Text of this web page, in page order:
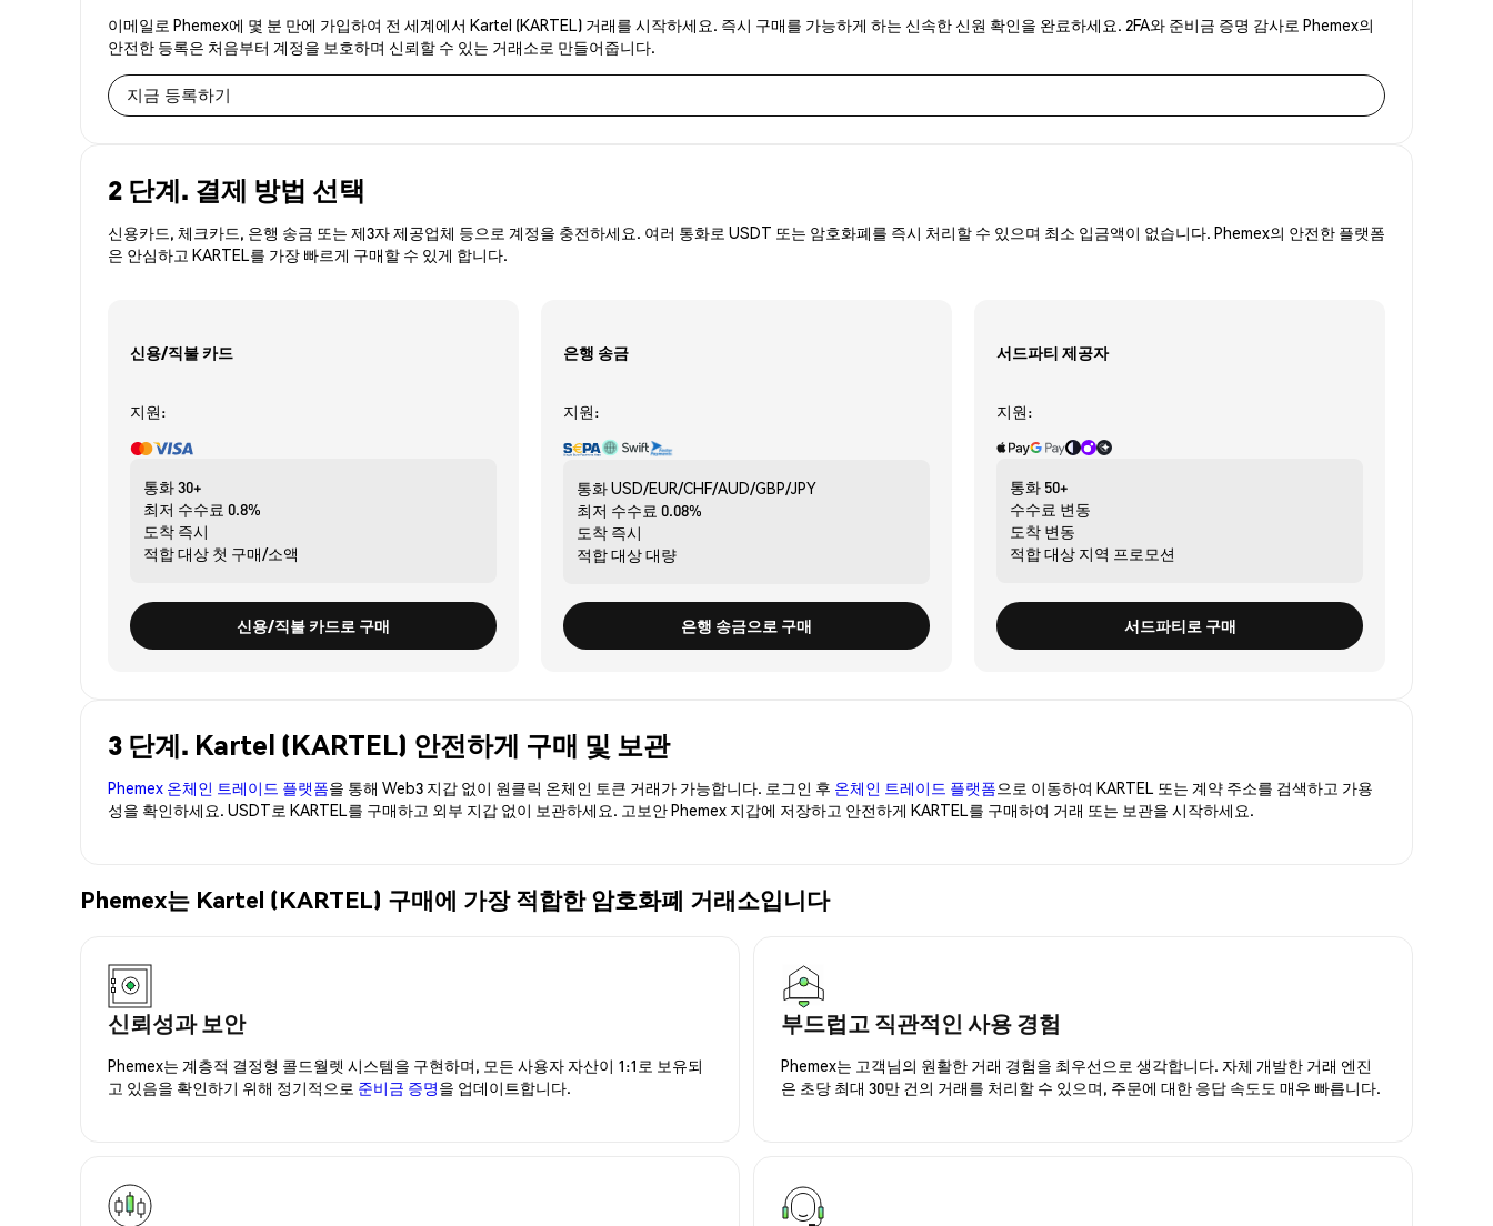
이메일로 Phemex에 몇 분 만에 가입하여 전 세계에서 Kartel (KARTEL) 거래를 시작하세요. 즉시 구매를 가능하게 하는 신속한 신원 확인을 완료하세요. 2FA와 준비금 증명 감사로 Phemex의
안전한 등록은 처음부터 계정을 보호하며 신뢰할 수 있는 거래소로 만들어줍니다.
지금 등록하기
2 단계. 결제 방법 선택
신용카드, 체크카드, 은행 송금 또는 제3자 제공업체 등으로 계정을 충전하세요. 여러 통화로 USDT 또는 암호화폐를 즉시 처리할 수 있으며 최소 입금액이 없습니다. Phemex의 안전한 플랫폼
은 안심하고 KARTEL를 가장 빠르게 구매할 수 있게 합니다.
신용/직불 카드
지원:
통화30+
최저 수수료 0.8%
도착 즉시
적합 대상 첫 구매/소액
신용/직불 카드로 구매
은행 송금
지원:
통화USD/EUR/CHF/AUD/GBP/JPY
최저 수수료 0.08%
도착 즉시
적합 대상대량
은행 송금으로 구매
서드파티 제공자
지원:
통화 50+
수수료 변동
도착 변동
적합 대상 지역 프로모션
서드파티로 구매
3 단계. Kartel (KARTEL) 안전하게 구매 및 보관
Phemex 온체인 트레이드 플랫폼을 통해 Web3 지갑 없이 원클릭 온체인 토큰 거래가 가능합니다. 로그인 후 온체인 트레이드 플랫폼으로 이동하여 KARTEL 또는 계약 주소를 검색하고 가용
성을 확인하세요. USDT로 KARTEL를 구매하고 외부 지갑 없이 보관하세요. 고보안 Phemex 지갑에 저장하고 안전하게 KARTEL를 구매하여 거래 또는 보관을 시작하세요.
Phemex는 Kartel (KARTEL) 구매에 가장 적합한 암호화폐 거래소입니다
신뢰성과 보안
Phemex는 계층적 결정형 콜드월렛 시스템을 구현하며, 모든 사용자 자산이 1:1로 보유되
고 있음을 확인하기 위해 정기적으로 준비금 증명을 업데이트합니다.
부드럽고 직관적인 사용 경험
Phemex는 고객님의 원활한 거래 경험을 최우선으로 생각합니다. 자체 개발한 거래 엔진
은 초당 최대 30만 건의 거래를 처리할 수 있으며, 주문에 대한 응답 속도도 매우 빠릅니다.